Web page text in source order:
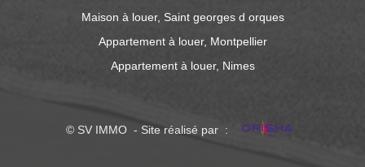
Maison à louer, Saint georges d orques
Appartement à louer, Montpellier
Appartement à louer, Nimes
© SV IMMO - Site réalisé par :